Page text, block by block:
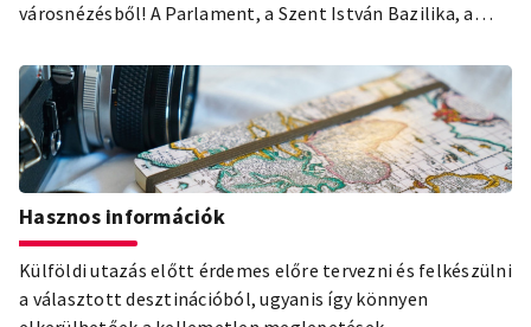
városnézésből! A Parlament, a Szent István Bazilika, a
néhány a top látnivalók közül, amit nem hagyhatsz ki a
budapesti látogatásod során! Ismerd meg a legszebb és
legnépszerűbb attrakciókat, és hagyd, hogy a magyar
főváros sokszínűsége elvarázsoljon!
Hasznos információk
Külföldi utazás előtt érdemes előre tervezni és felkészülni
a választott desztinációból, ugyanis így könnyen